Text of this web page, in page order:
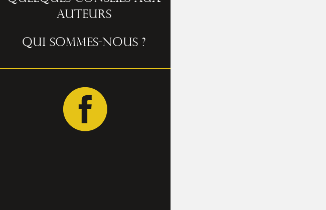
auteurs
Qui sommes-nous ?